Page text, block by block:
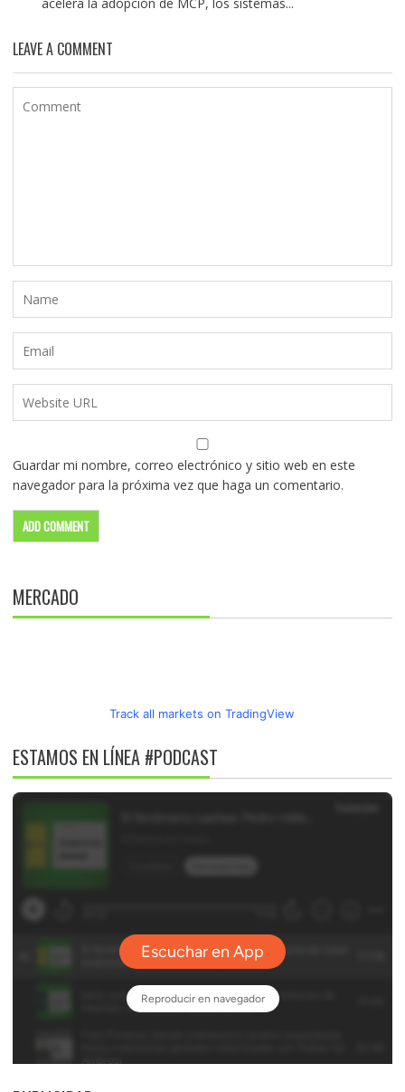
acelera la adopción de MCP, los sistemas...
LEAVE A COMMENT
Guardar mi nombre, correo electrónico y sitio web en este
navegador para la próxima vez que haga un comentario.
MERCADO
Track all markets on TradingView
ESTAMOS EN LÍNEA #PODCAST